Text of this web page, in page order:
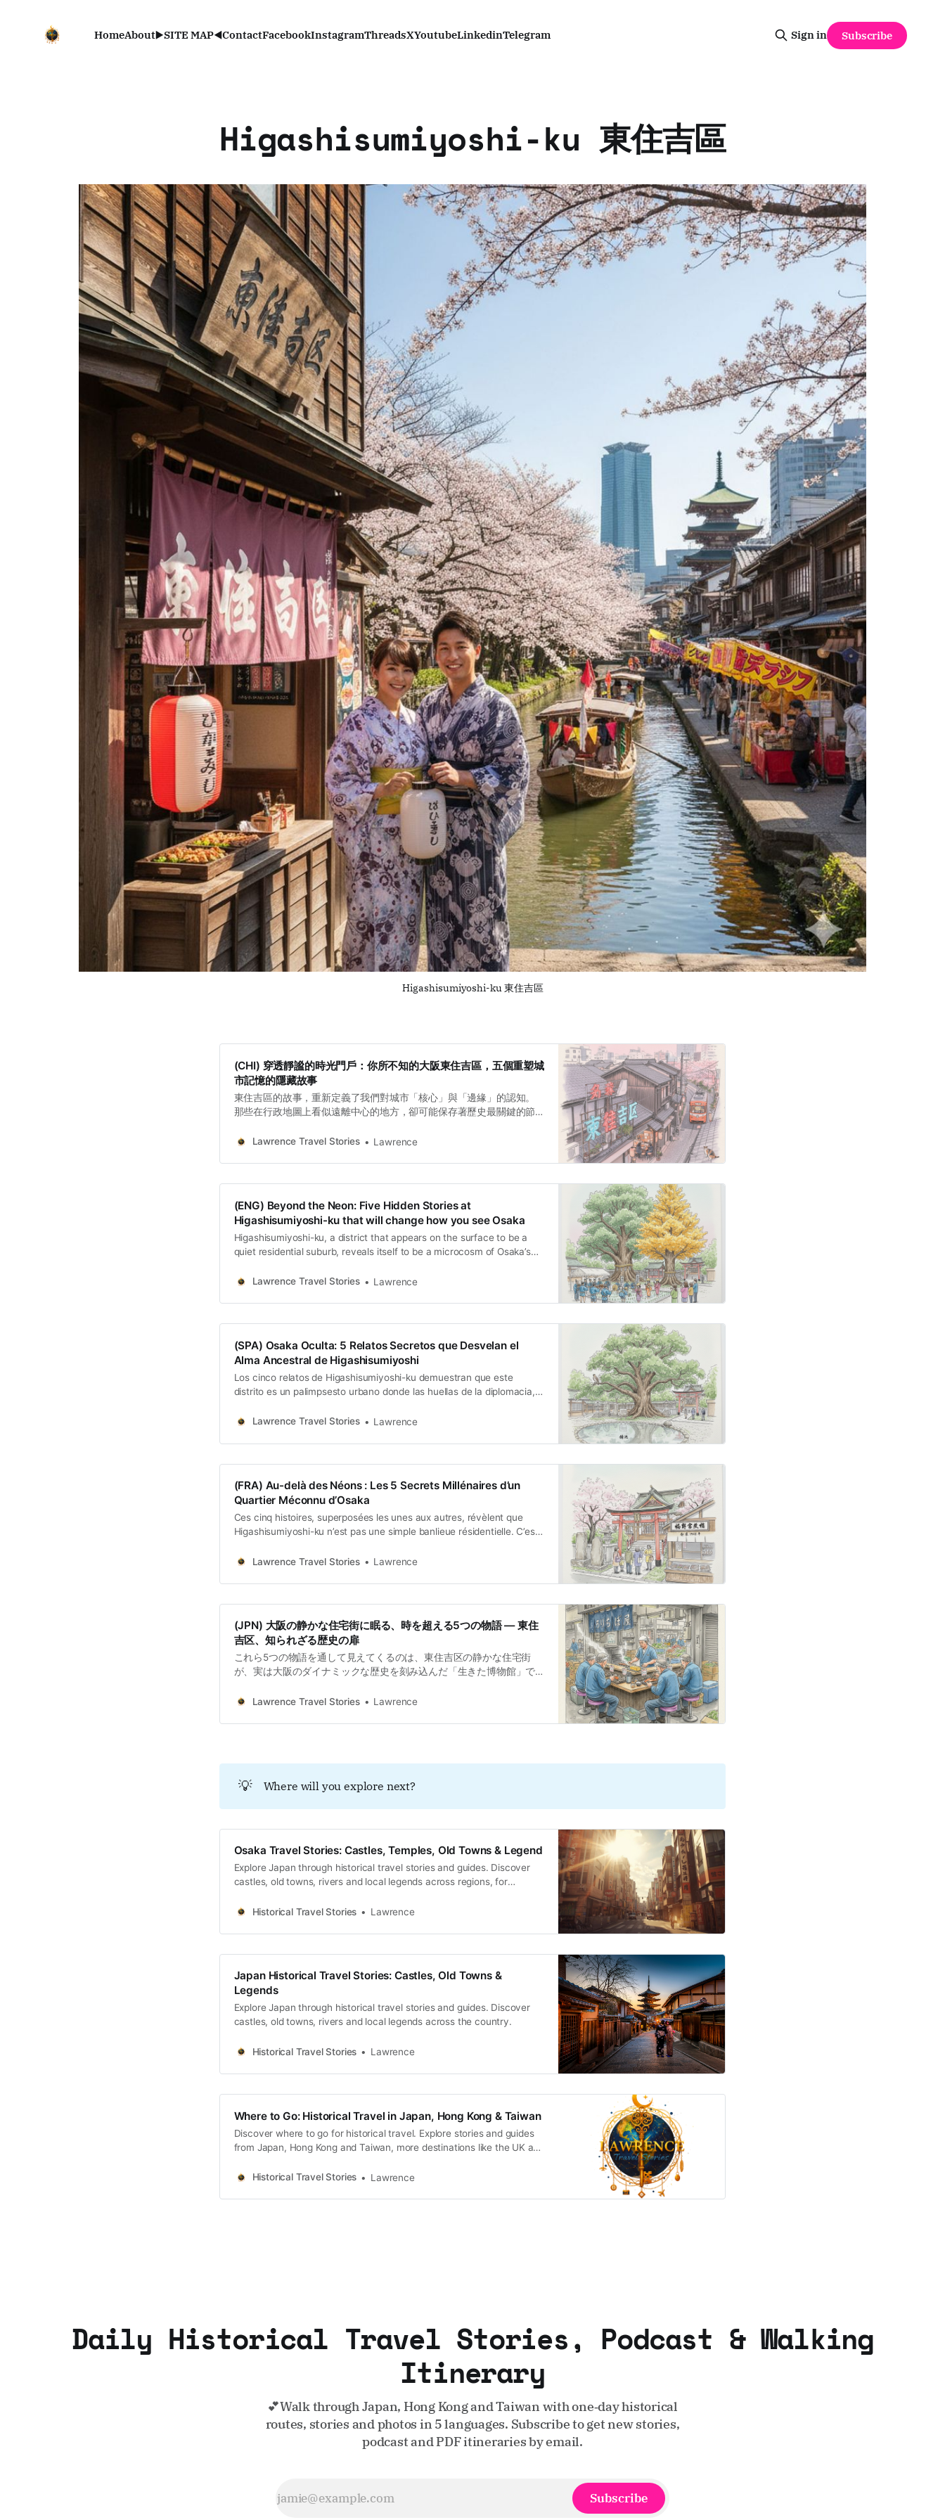
HomeAbout▶️SITE MAP◀️ContactFacebookInstagramThreadsXYoutubeLinkedinTelegram Sign in Subscribe
Higashisumiyoshi-ku 東住吉區
Higashisumiyoshi-ku 東住吉區
(CHI) 穿透靜謐的時光門戶：你所不知的大阪東住吉區，五個重塑城
市記憶的隱藏故事
東住吉區的故事，重新定義了我們對城市「核心」與「邊緣」的認知。
那些在行政地圖上看似遠離中心的地方，卻可能保存著歷史最關鍵的節
代市場；古代奠基者的工匠精神，在街角的和菓子店與食堂裡得以延
Lawrence Travel Stories Lawrence
(ENG) Beyond the Neon: Five Hidden Stories at
Higashisumiyoshi-ku that will change how you see Osaka
Higashisumiyoshi-ku, a district that appears on the surface to be a
quiet residential suburb, reveals itself to be a microcosm of Osaka’s
melting pot for immigrant artisans, a landscape alive with folklore…
Lawrence Travel Stories Lawrence
(SPA) Osaka Oculta: 5 Relatos Secretos que Desvelan el
Alma Ancestral de Higashisumiyoshi
Los cinco relatos de Higashisumiyoshi-ku demuestran que este
distrito es un palimpsesto urbano donde las huellas de la diplomacia,
visiblemente para quien sabe dónde mirar.
Lawrence Travel Stories Lawrence
(FRA) Au-delà des Néons : Les 5 Secrets Millénaires d’un
Quartier Méconnu d’Osaka
Ces cinq histoires, superposées les unes aux autres, révèlent que
Higashisumiyoshi-ku n’est pas une simple banlieue résidentielle. C’est
fondateurs…
Lawrence Travel Stories Lawrence
(JPN) 大阪の静かな住宅街に眠る、時を超える5つの物語 — 東住
吉区、知られざる歴史の扉
これら5つの物語を通して見えてくるのは、東住吉区の静かな住宅街
が、実は大阪のダイナミックな歴史を刻み込んだ「生きた博物館」で
共に生きた人々の伝説、宮廷文化と農耕信仰の融合、そして現代の食
なっています。私たちが普段何気なく通り過ぎる場所にこそ、目を凝
Lawrence Travel Stories Lawrence
💡 Where will you explore next?
Osaka Travel Stories: Castles, Temples, Old Towns & Legend
Explore Japan through historical travel stories and guides. Discover
castles, old towns, rivers and local legends across regions, for
Historical Travel Stories
Lawrence
Japan Historical Travel Stories: Castles, Old Towns &
Legends
Explore Japan through historical travel stories and guides. Discover
castles, old towns, rivers and local legends across the country.
Historical Travel Stories Lawrence
Where to Go: Historical Travel in Japan, Hong Kong & Taiwan
Discover where to go for historical travel. Explore stories and guides
from Japan, Hong Kong and Taiwan, more destinations like the UK and
Historical Travel Stories
Lawrence
Daily Historical Travel Stories, Podcast & Walking
Itinerary
💕Walk through Japan, Hong Kong and Taiwan with one‑day historical
routes, stories and photos in 5 languages. Subscribe to get new stories,
podcast and PDF itineraries by email.
Subscribe